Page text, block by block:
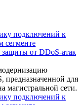
защиты от DDoS-атак
для
магистральной сети.